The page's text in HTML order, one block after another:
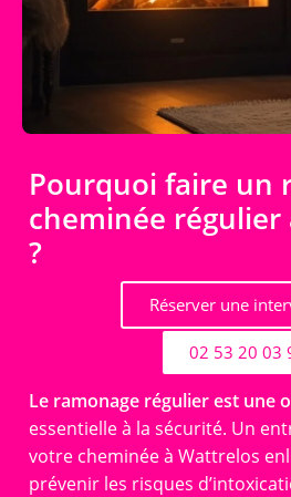
Pourquoi faire un
cheminée régulier
?
Réserver une
02 53 20 03
Le ramonage régulier est une
essentielle à la sécurité. Un
votre cheminée à Wattrelos
prévenir les risques